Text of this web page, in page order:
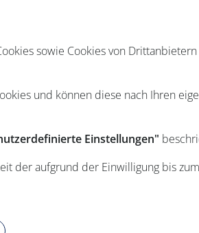
sowie Cookies von Drittanbietern
und können diese nach Ihren
Einstellungen"
der aufgrund der Einwilligung bis